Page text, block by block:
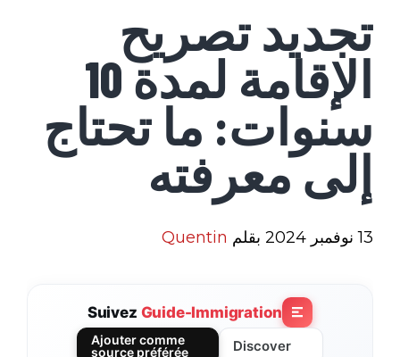
تجديد تصريح
الإقامة لمدة 10
سنوات: ما تحتاج
إلى معرفته
13 نوفمبر 2024 بقلم Quentin
Suivez Guide-Immigration
Discover
Ajouter comme
source préférée